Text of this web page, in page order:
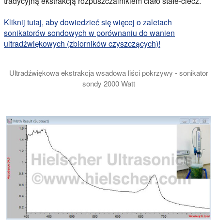
Kliknij tutaj, aby dowiedzieć się więcej o zaletach
sonikatorów sondowych w porównaniu do wanien
ultradźwiękowych (zbiorników czyszczących)!
Ultradźwiękowa ekstrakcja wsadowa liści pokrzywy - sonikator
sondy 2000 Watt